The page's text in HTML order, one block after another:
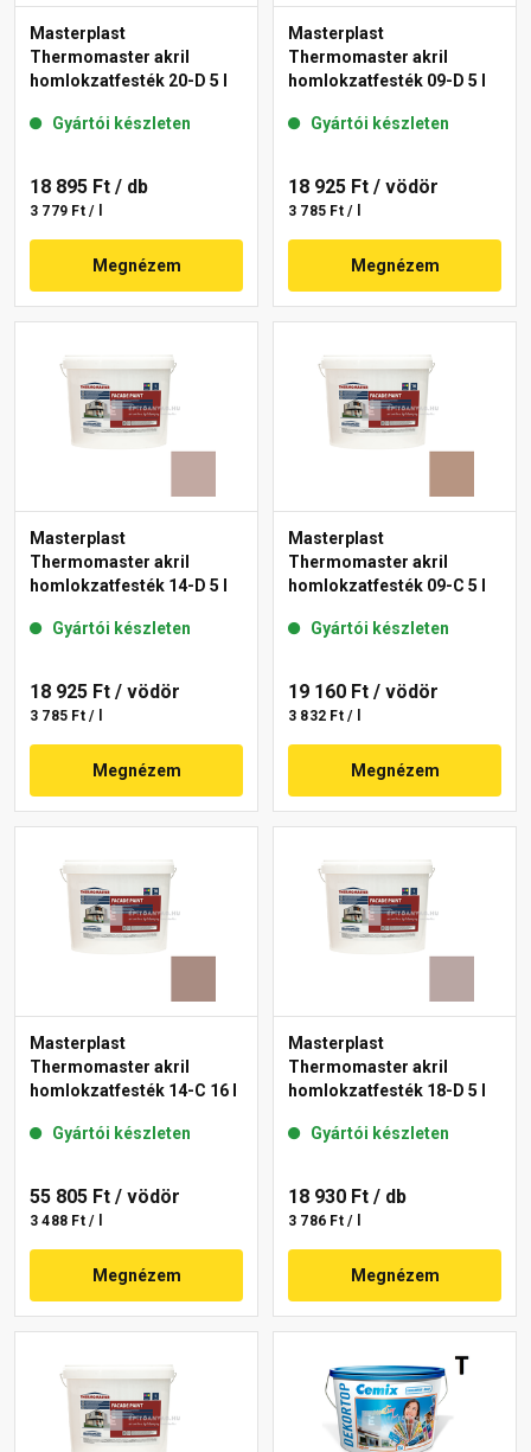
Masterplast
Thermomaster akril
homlokzatfesték 20-D 5 l
Gyártói készleten
18 895 Ft / db
3 779 Ft / l
Megnézem
Masterplast
Thermomaster akril
homlokzatfesték 09-D 5 l
Gyártói készleten
18 925 Ft / vödör
3 785 Ft / l
Megnézem
Masterplast
Thermomaster akril
homlokzatfesték 14-D 5 l
Gyártói készleten
18 925 Ft / vödör
3 785 Ft / l
Megnézem
Masterplast
Thermomaster akril
homlokzatfesték 09-C 5 l
Gyártói készleten
19 160 Ft / vödör
3 832 Ft / l
Megnézem
Masterplast
Thermomaster akril
homlokzatfesték 14-C 16 l
Gyártói készleten
55 805 Ft / vödör
3 488 Ft / l
Megnézem
Masterplast
Thermomaster akril
homlokzatfesték 18-D 5 l
Gyártói készleten
18 930 Ft / db
3 786 Ft / l
Megnézem